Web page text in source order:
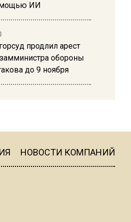
ИИ
продлил арест
обороны
до 9 ноября
НОВОСТИ КОМПАНИЙ